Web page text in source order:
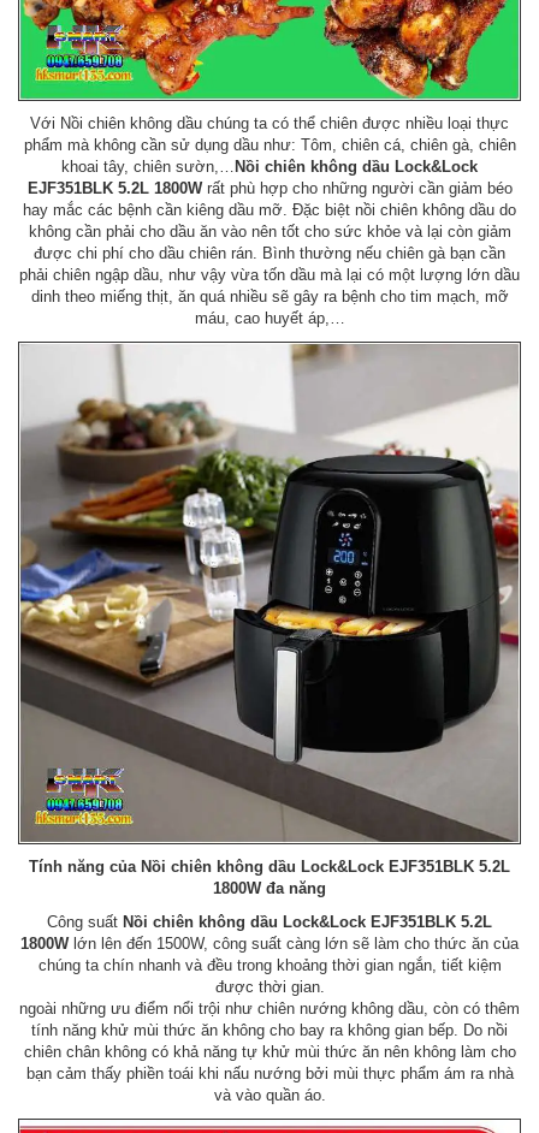
Với Nồi chiên không dầu chúng ta có thể chiên được nhiều loại thực
phẩm mà không cần sử dụng dầu như: Tôm, chiên cá, chiên gà, chiên
khoai tây, chiên sườn,… Nồi chiên không dầu Lock&Lock
EJF351BLK 5.2L 1800Wrất phù hợp cho những người cần giảm béo
hay mắc các bệnh cần kiêng dầu mỡ. Đặc biệt nồi chiên không dầu do
không cần phải cho dầu ăn vào nên tốt cho sức khỏe và lại còn giảm
được chi phí cho dầu chiên rán. Bình thường nếu chiên gà bạn cần
phải chiên ngập dầu, như vậy vừa tốn dầu mà lại có một lượng lớn dầu
dinh theo miếng thịt, ăn quá nhiều sẽ gây ra bệnh cho tim mạch, mỡ
máu, cao huyết áp,…
Tính năng của Nồi chiên không dầu Lock&Lock EJF351BLK 5.2L
1800W đa năng
Công suất Nồi chiên không dầu Lock&Lock EJF351BLK 5.2L
1800Wlớn lên đến 1500W, công suất càng lớn sẽ làm cho thức ăn của
chúng ta chín nhanh và đều trong khoảng thời gian ngắn, tiết kiệm
được thời gian.
ngoài những ưu điểm nổi trội như chiên nướng không dầu, còn có thêm
tính năng khử mùi thức ăn không cho bay ra không gian bếp. Do nồi
chiên chân không có khả năng tự khử mùi thức ăn nên không làm cho
bạn cảm thấy phiền toái khi nấu nướng bởi mùi thực phẩm ám ra nhà
và vào quần áo.